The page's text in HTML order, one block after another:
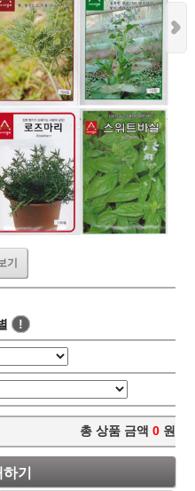
기
!
총 상품 금액 0 원
기